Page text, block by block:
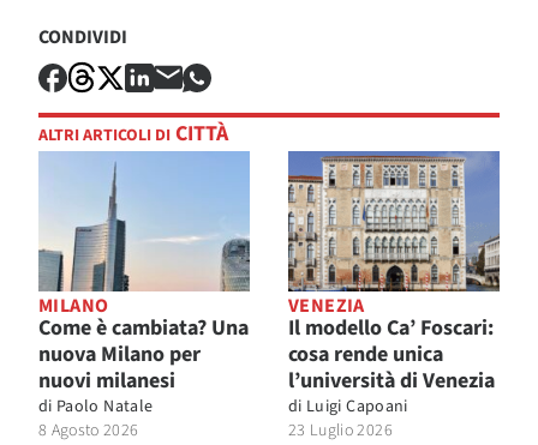
CONDIVIDI
ALTRI ARTICOLI DI CITTÀ
MILANO
Come è cambiata? Una
nuova Milano per
nuovi milanesi
di Paolo Natale
8 Agosto 2026
VENEZIA
Il modello Ca’ Foscari:
cosa rende unica
l’università di Venezia
di Luigi Capoani
23 Luglio 2026